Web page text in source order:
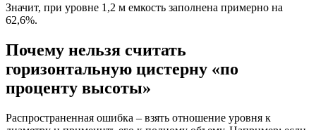
Значит, при уровне 1,2 м емкость заполнена примерно на
62,6%.
Почему нельзя считать
горизонтальную цистерну «по
проценту высоты»
Распространенная ошибка – взять отношение уровня к